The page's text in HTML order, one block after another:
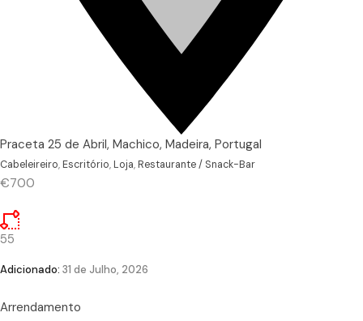
Praceta 25 de Abril, Machico, Madeira, Portugal
Cabeleireiro,Escritório,Loja,Restaurante / Snack-Bar
€700
55
Adicionado: 31 de Julho, 2026
Arrendamento